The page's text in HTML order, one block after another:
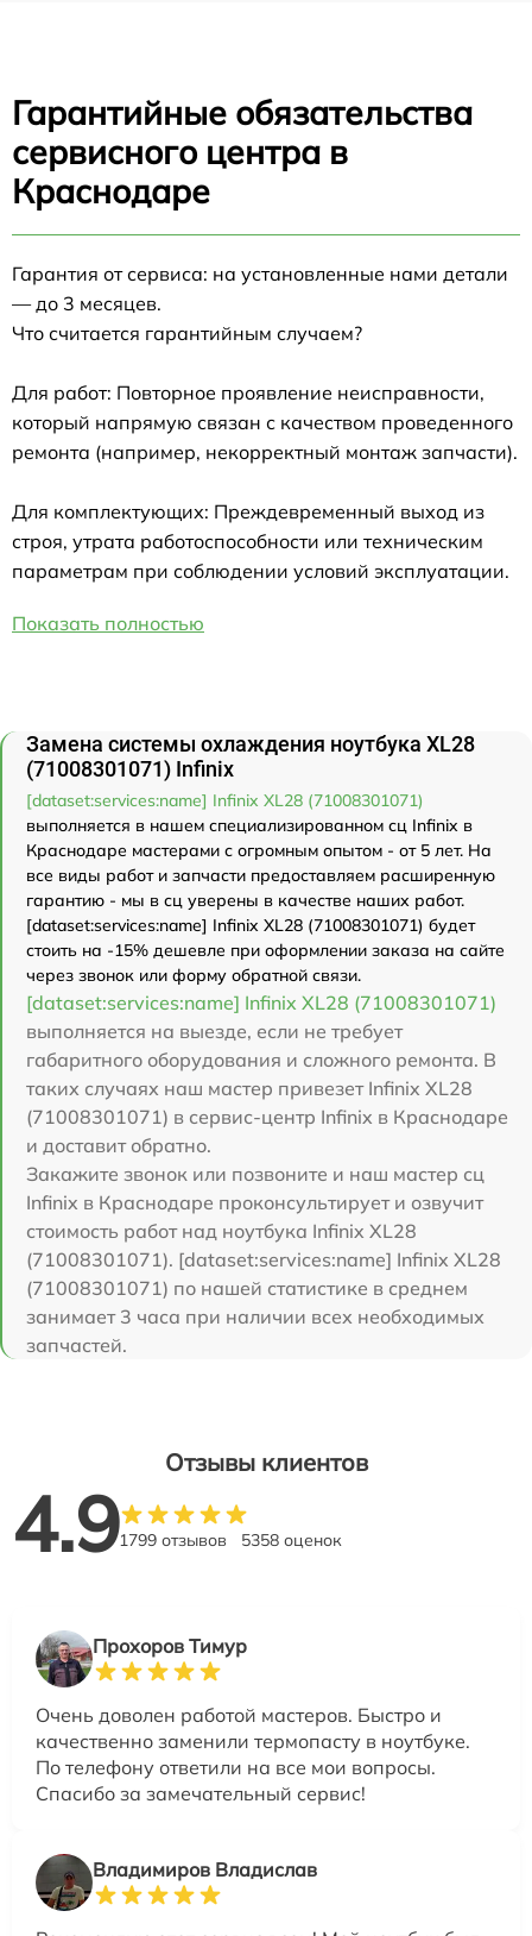
Гарантийные обязательства
сервисного центра в
Краснодаре
Гарантия от сервиса: на установленные нами детали
— до 3 месяцев.
Что считается гарантийным случаем?
Для работ: Повторное проявление неисправности,
который напрямую связан с качеством проведенного
ремонта (например, некорректный монтаж запчасти).
Для комплектующих: Преждевременный выход из
строя, утрата работоспособности или техническим
параметрам при соблюдении условий эксплуатации.
Показать полностью
Замена системы охлаждения ноутбука XL28
(71008301071) Infinix
[dataset:services:name] Infinix XL28 (71008301071)
выполняется в нашем специализированном сц Infinix в
Краснодаре мастерами с огромным опытом - от 5 лет. На
все виды работ и запчасти предоставляем расширенную
гарантию - мы в сц уверены в качестве наших работ.
[dataset:services:name] Infinix XL28 (71008301071) будет
стоить на -15% дешевле при оформлении заказа на сайте
через звонок или форму обратной связи.
[dataset:services:name] Infinix XL28 (71008301071)
выполняется на выезде, если не требует
габаритного оборудования и сложного ремонта. В
таких случаях наш мастер привезет Infinix XL28
(71008301071) в сервис-центр Infinix в Краснодаре
и доставит обратно.
Закажите звонок или позвоните и наш мастер сц
Infinix в Краснодаре проконсультирует и озвучит
стоимость работ над ноутбука Infinix XL28
(71008301071). [dataset:services:name] Infinix XL28
(71008301071) по нашей статистике в среднем
занимает 3 часа при наличии всех необходимых
запчастей.
Отзывы клиентов
4.91799 отзывов 5358 оценок
Прохоров Тимур
Очень доволен работой мастеров. Быстро и
качественно заменили термопасту в ноутбуке.
По телефону ответили на все мои вопросы.
Спасибо за замечательный сервис!
Владимиров Владислав